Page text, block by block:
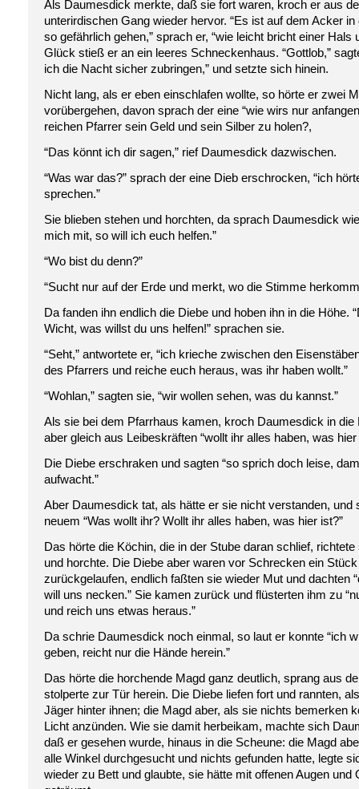
Als Daumesdick merkte, daß sie fort waren, kroch er aus
unterirdischen Gang wieder hervor. “Es ist auf dem Acker
so gefährlich gehen,” sprach er, “wie leicht bricht einer Hals
Glück stieß er an ein leeres Schneckenhaus. “Gottlob,”
ich die Nacht sicher zubringen,” und setzte sich hinein.
Nicht lang, als er eben einschlafen wollte, so hörte er zwei
vorübergehen, davon sprach der eine “wie wirs nur
reichen Pfarrer sein Geld und sein Silber zu holen?,
“Das könnt ich dir sagen,” rief Daumesdick dazwischen.
“Was war das?” sprach der eine Dieb erschrocken, “ich
sprechen.”
Sie blieben stehen und horchten, da sprach Daumesdick
mich mit, so will ich euch helfen.”
“Wo bist du denn?”
“Sucht nur auf der Erde und merkt, wo die Stimme
Da fanden ihn endlich die Diebe und hoben ihn in die Höhe.
Wicht, was willst du uns helfen!” sprachen sie.
“Seht,” antwortete er, “ich krieche zwischen den
des Pfarrers und reiche euch heraus, was ihr haben wollt.”
“Wohlan,” sagten sie, “wir wollen sehen, was du kannst.”
Als sie bei dem Pfarrhaus kamen, kroch Daumesdick in die
aber gleich aus Leibeskräften “wollt ihr alles haben, was hier
Die Diebe erschraken und sagten “so sprich doch leise,
aufwacht.”
Aber Daumesdick tat, als hätte er sie nicht verstanden, und
neuem “Was wollt ihr? Wollt ihr alles haben, was hier ist?”
Das hörte die Köchin, die in der Stube daran schlief,
und horchte. Die Diebe aber waren vor Schrecken ein
zurückgelaufen, endlich faßten sie wieder Mut und dachten
will uns necken.” Sie kamen zurück und flüsterten ihm zu
und reich uns etwas heraus.”
Da schrie Daumesdick noch einmal, so laut er konnte “ich
geben, reicht nur die Hände herein.”
Das hörte die horchende Magd ganz deutlich, sprang aus
stolperte zur Tür herein. Die Diebe liefen fort und rannten,
Jäger hinter ihnen; die Magd aber, als sie nichts bemerken
Licht anzünden. Wie sie damit herbeikam, machte sich
daß er gesehen wurde, hinaus in die Scheune: die Magd
alle Winkel durchgesucht und nichts gefunden hatte, legte
wieder zu Bett und glaubte, sie hätte mit offenen Augen und